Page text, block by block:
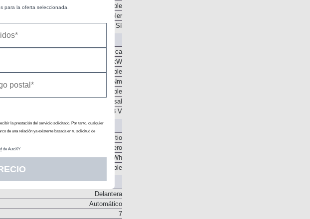
para la oferta seleccionada.
la prestación del servicio solicitado. Por tanto, cualquier
de una relación ya existente basada en tu solicitud de
de AutoXY
No disponible
Inyección directa. Turbo. Intercooler
Sí
Generar corriente eléctrica
20 CV / 15 kW
No disponible
55 Nm
No disponible
Delantero transversal
48 V
Acumulador de iones de litio
Central delantero
0,77 kWh
No disponible
Delantera
Automático
7